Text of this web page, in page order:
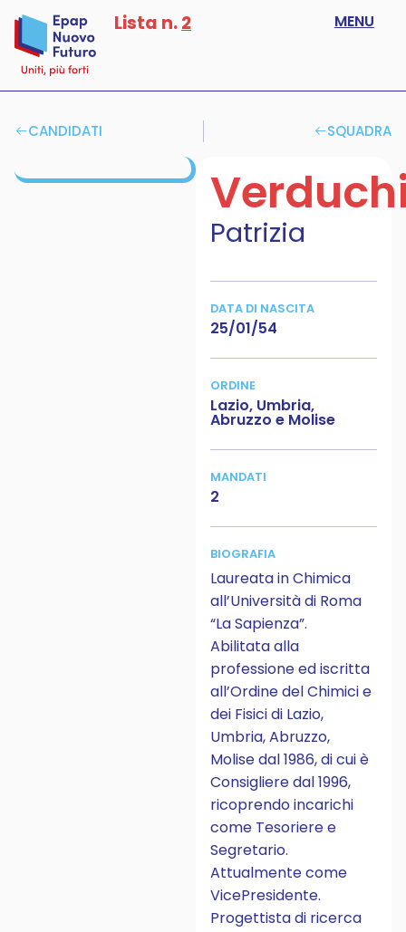
Lista n.2 MENU
CANDIDATI SQUADRA
Patrizia
DATA DI NASCITA
25/01/54
ORDINE
Lazio, Umbria,
Abruzzo e Molise
MANDATI
2
BIOGRAFIA
Laureata in Chimica
all’Università di Roma
“La Sapienza”.
Abilitata alla
professione ed iscritta
all’Ordine del Chimici e
dei Fisici di Lazio,
Umbria, Abruzzo,
Molise dal 1986, di cui è
Consigliere dal 1996,
ricoprendo incarichi
come Tesoriere e
Segretario.
Attualmente come
VicePresidente.
Progettista di ricerca